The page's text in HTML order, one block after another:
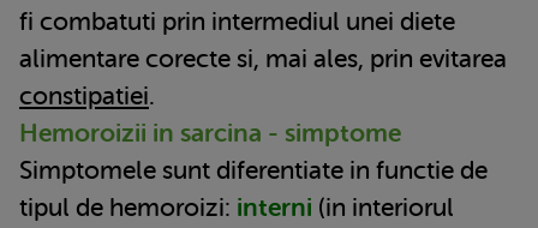
fi combatuti prin intermediul unei diete
alimentare corecte si, mai ales, prin evitarea
constipatiei.
Hemoroizii in sarcina - simptome
Simptomele sunt diferentiate in functie de
tipul de hemoroizi: interni (in interiorul